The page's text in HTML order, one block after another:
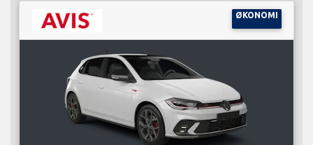
ØKONOMI